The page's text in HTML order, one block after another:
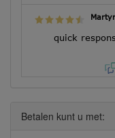
quick
Betalen kunt u met: